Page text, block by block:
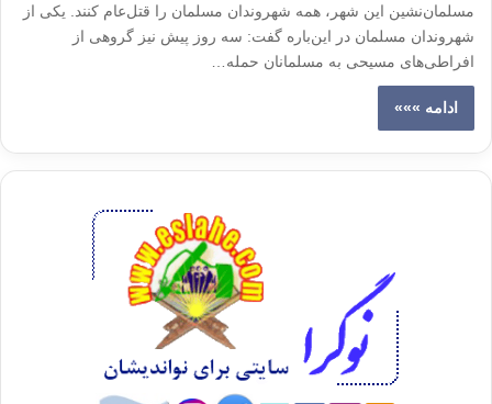
مسلمان‌نشین این شهر، همه شهروندان مسلمان را قتل‌عام کنند. یکی از
شهروندان مسلمان در این‌باره گفت: سه روز پیش نیز گروهی از
افراطی‌های مسیحی به مسلمانان حمله…
ادامه »»»